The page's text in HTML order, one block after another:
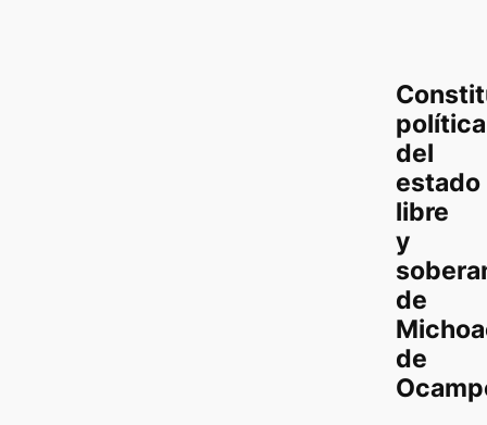
política
del
estado
libre
y
de
de